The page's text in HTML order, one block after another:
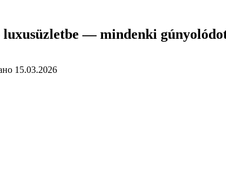
luxusüzletbe — mindenki
15.03.2026